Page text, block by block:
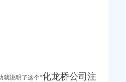
就说明了这个“化龙桥公司注